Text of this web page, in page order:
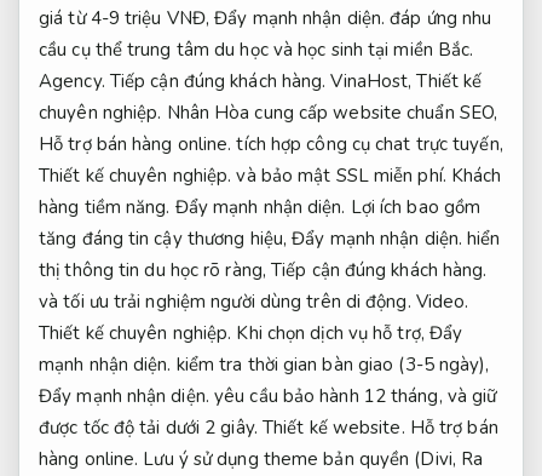
giá từ 4-9 triệu VNĐ,Đẩy mạnh nhận diện. đáp ứng nhu
cầu cụ thể trung tâm du học và học sinh tại miền Bắc.
Agency. Tiếp cận đúng khách hàng. VinaHost,Thiết kế
chuyên nghiệp. Nhân Hòa cung cấp website chuẩn SEO,
Hỗ trợ bán hàng online. tích hợp công cụ chat trực tuyến,
Thiết kế chuyên nghiệp. và bảo mật SSL miễn phí. Khách
hàng tiềm năng. Đẩy mạnh nhận diện. Lợi ích bao gồm
tăng đáng tin cậy thương hiệu,Đẩy mạnh nhận diện. hiển
thị thông tin du học rõ ràng, Tiếp cận đúng khách hàng.
và tối ưu trải nghiệm người dùng trên di động. Video.
Thiết kế chuyên nghiệp. Khi chọn dịch vụ hỗ trợ, Đẩy
mạnh nhận diện. kiểm tra thời gian bàn giao (3-5 ngày),
Đẩy mạnh nhận diện. yêu cầu bảo hành 12 tháng, và giữ
được tốc độ tải dưới 2 giây. Thiết kế website. Hỗ trợ bán
hàng online. Lưu ý sử dụng theme bản quyền (Divi, Ra